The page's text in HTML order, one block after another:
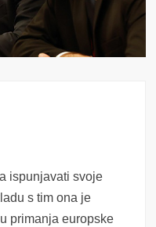
ispunjavati svoje
s tim ona je
primanja europske